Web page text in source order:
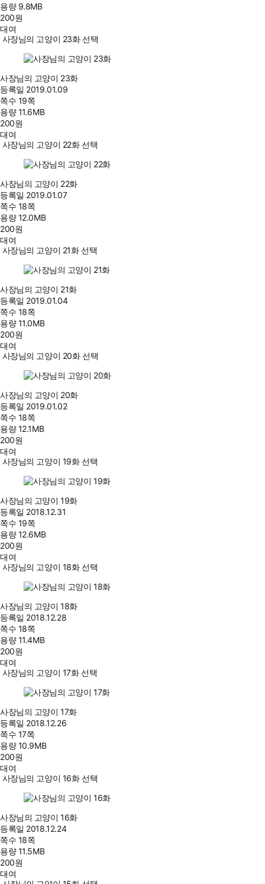
용량 9.8MB
200원
대여
사장님의 고양이 23화 선택
사장님의 고양이 23화
등록일 2019.01.09
쪽수 19쪽
용량11.6MB
200원
대여
사장님의 고양이 22화 선택
사장님의 고양이 22화
등록일 2019.01.07
쪽수 18쪽
용량12.0MB
200원
대여
사장님의 고양이 21화 선택
사장님의 고양이 21화
등록일 2019.01.04
쪽수 18쪽
용량11.0MB
200원
대여
사장님의 고양이 20화 선택
사장님의 고양이 20화
등록일 2019.01.02
쪽수 18쪽
용량12.1MB
200원
대여
사장님의 고양이 19화 선택
사장님의 고양이 19화
등록일 2018.12.31
쪽수 19쪽
용량12.6MB
200원
대여
사장님의 고양이 18화 선택
사장님의 고양이 18화
등록일 2018.12.28
쪽수 18쪽
용량11.4MB
200원
대여
사장님의 고양이 17화 선택
사장님의 고양이 17화
등록일 2018.12.26
쪽수 17쪽
용량10.9MB
200원
대여
사장님의 고양이 16화 선택
사장님의 고양이 16화
등록일 2018.12.24
쪽수 18쪽
용량11.5MB
200원
대여